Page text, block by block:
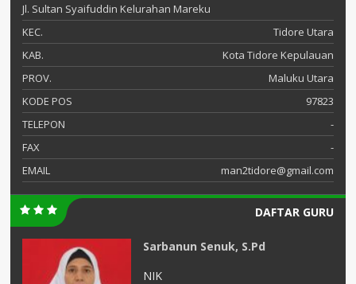
Jl. Sultan Syaifuddin Kelurahan Mareku
KEC.
Tidore Utara
KAB.
Kota Tidore Kepulauan
PROV.
Maluku Utara
KODE POS
97823
TELEPON
-
FAX
-
EMAIL
man2tidore@gmail.com
DAFTAR GURU
Sarbanun Senuk, S.Pd
NIK